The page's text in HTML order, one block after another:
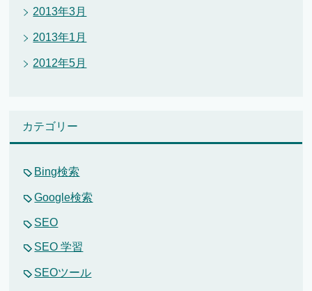
2013年3月
2013年1月
2012年5月
カテゴリー
Bing検索
Google検索
SEO
SEO 学習
SEOツール